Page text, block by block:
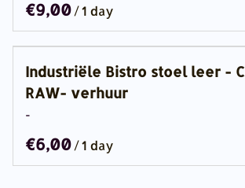
/
Industriële Bistro stoel leer -
RAW- verhuur
-
/